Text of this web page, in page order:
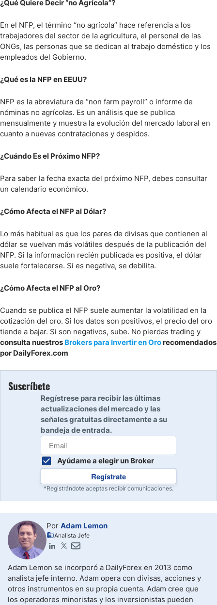
¿Qué Quiere Decir “no Agrícola”?
En el NFP, el término “no agrícola” hace referencia a los
trabajadores del sector de la agricultura, el personal de las
ONGs, las personas que se dedican al trabajo doméstico y los
empleados del Gobierno.
¿Qué es la NFP en EEUU?
NFP es la abreviatura de “non farm payroll” o informe de
nóminas no agrícolas. Es un análisis que se publica
mensualmente y muestra la evolución del mercado laboral en
cuanto a nuevas contrataciones y despidos.
¿Cuándo Es el Próximo NFP?
Para saber la fecha exacta del próximo NFP, debes consultar
un calendario económico.
¿Cómo Afecta el NFP al Dólar?
Lo más habitual es que los pares de divisas que contienen al
dólar se vuelvan más volátiles después de la publicación del
NFP. Si la información recién publicada es positiva, el dólar
suele fortalecerse. Si es negativa, se debilita.
¿Cómo Afecta el NFP al Oro?
Cuando se publica el NFP suele aumentar la volatilidad en la
cotización del oro. Si los datos son positivos, el precio del oro
tiende a bajar. Si son negativos, sube. No pierdas trading y
consulta nuestros Brokers para Invertir en Oro recomendados
por DailyForex.com
Suscríbete
Regístrese para recibir las últimas
actualizaciones del mercado y las
señales gratuitas directamente a su
bandeja de entrada.
Ayúdame a elegir un Broker
Regístrate
*Registrándote aceptas recibir comunicaciones.
Por Adam Lemon
Analista Jefe
Adam Lemon se incorporó a DailyForex en 2013 como
analista jefe interno. Adam opera con divisas, acciones y
otros instrumentos en su propia cuenta. Adam cree que
los operadores minoristas y los inversionistas pueden